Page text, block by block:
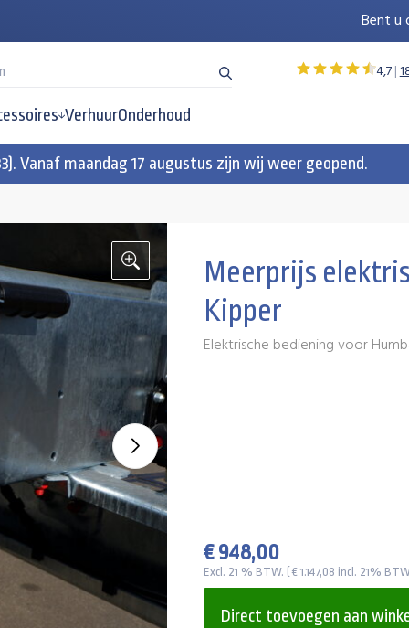
Bent u
4,7|
VerhuurOnderhoud
Vanaf maandag 17 augustus zijn wij weer geopend.
Meerprijs
Kipper
Elektrische bediening voor
€ 948,00
Excl. 21 % BTW. ( € 1.147,08 incl. 21% BTW
Direct toevoegen aan